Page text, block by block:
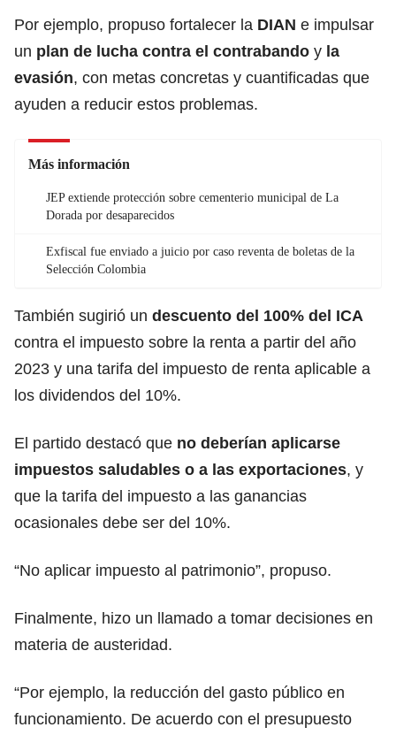
Por ejemplo, propuso fortalecer la DIAN e impulsar
un plan de lucha contra el contrabando y la
evasión, con metas concretas y cuantificadas que
ayuden a reducir estos problemas.
Más información
JEP extiende protección sobre cementerio municipal de La
Dorada por desaparecidos
Exfiscal fue enviado a juicio por caso reventa de boletas de la
Selección Colombia
También sugirió un descuento del 100% del ICA
contra el impuesto sobre la renta a partir del año
2023 y una tarifa del impuesto de renta aplicable a
los dividendos del 10%.
El partido destacó que no deberían aplicarse
impuestos saludables o a las exportaciones, y
que la tarifa del impuesto a las ganancias
ocasionales debe ser del 10%.
“No aplicar impuesto al patrimonio”, propuso.
Finalmente, hizo un llamado a tomar decisiones en
materia de austeridad.
“Por ejemplo, la reducción del gasto público en
funcionamiento. De acuerdo con el presupuesto